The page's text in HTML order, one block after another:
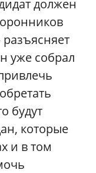
должен
уже собрал
будут
которые
и в том